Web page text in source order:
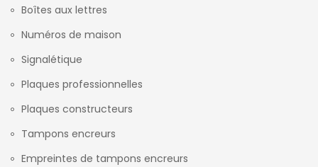
Boîtes aux lettres
Numéros de maison
Signalétique
Plaques professionnelles
Plaques constructeurs
Tampons encreurs
Empreintes de tampons encreurs